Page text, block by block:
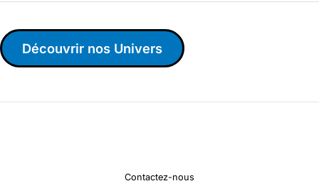
Découvrir nos Univers
Contactez-nous